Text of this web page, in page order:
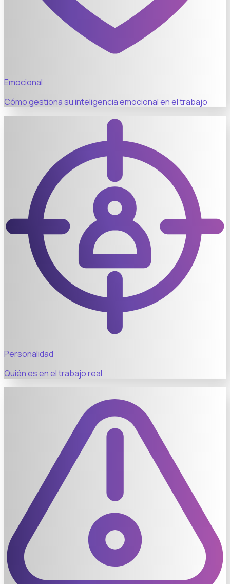
Emocional
Cómo gestiona su inteligencia emocional en el trabajo
Personalidad
Quién es en el trabajo real